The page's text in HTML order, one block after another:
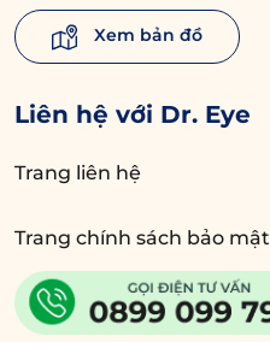
Xem bản đồ
Liên hệ với Dr. Eye
Trang liên hệ
Trang chính sách bảo mật